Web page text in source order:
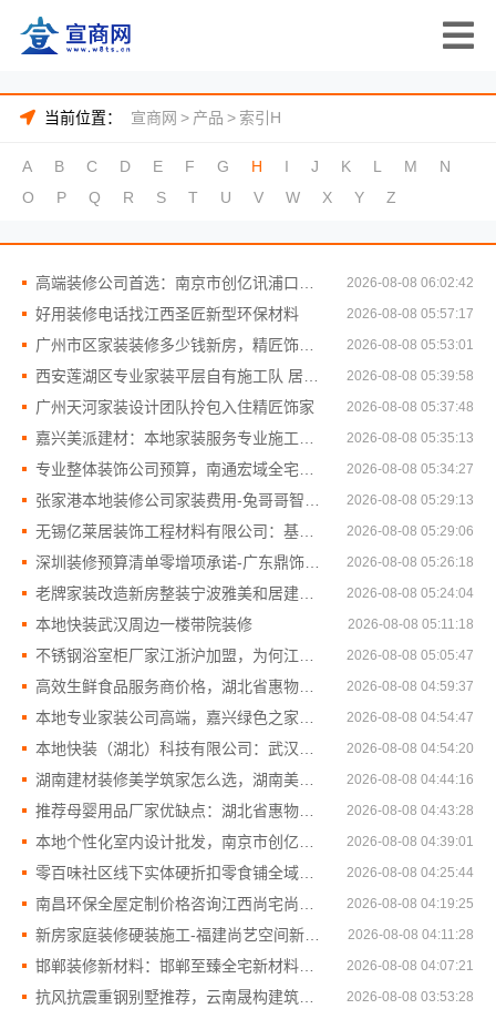
当前位置： 宣商网 > 产品 > 索引H
A B C D E F G H I J K L M
N
O
P Q R S T U V W X Y Z
2026-08-08 06:02:42
好用装修电话找江西圣匠新型环保材料 2026-08-08 05:57:17
2026-08-08 05:53:01
2026-08-08 05:39:58
广州天河家装设计团队拎包入住精匠饰家 2026-08-08 05:37:48
2026-08-08 05:35:13
2026-08-08 05:34:27
2026-08-08 05:29:13
2026-08-08 05:29:06
2026-08-08 05:26:18
2026-08-08 05:24:04
本地快装武汉周边一楼带院装修 2026-08-08 05:11:18
2026-08-08 05:05:47
2026-08-08 04:59:37
2026-08-08 04:54:47
2026-08-08 04:54:20
2026-08-08 04:44:16
2026-08-08 04:43:28
2026-08-08 04:39:01
2026-08-08 04:25:44
2026-08-08 04:19:25
2026-08-08 04:11:28
2026-08-08 04:07:21
2026-08-08 03:53:28